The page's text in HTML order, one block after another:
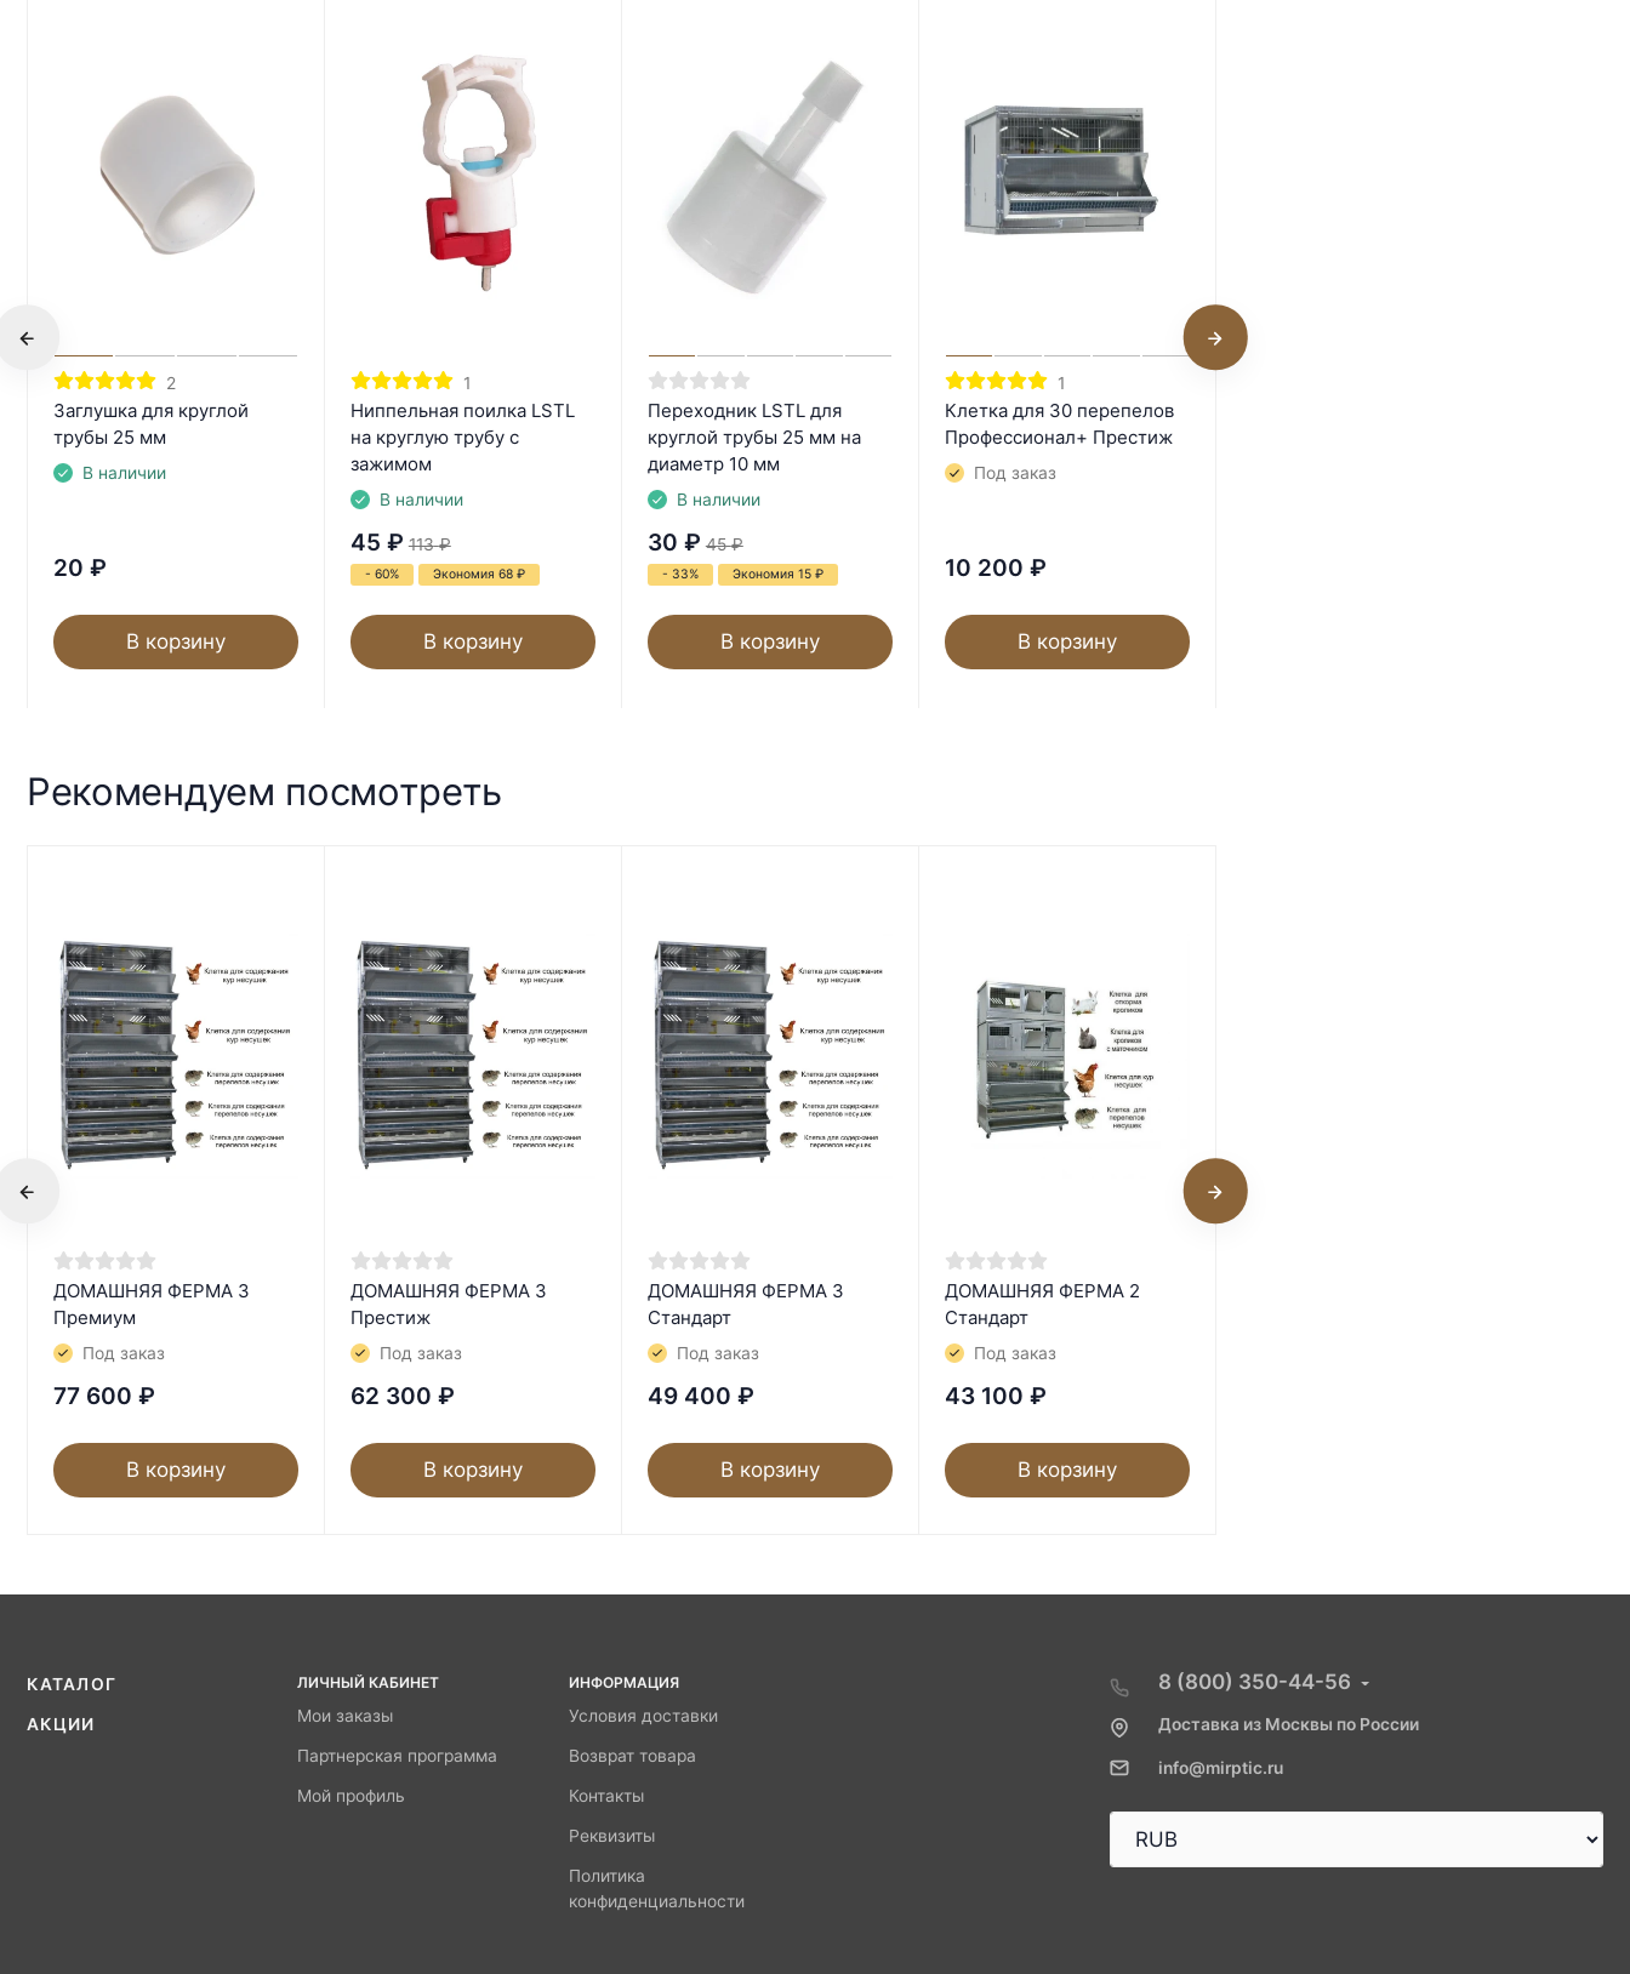
2
Заглушка для круглой
трубы 25 мм
В наличии
20 ₽
В корзину
1
Ниппельная поилка LSTL
на круглую трубу с
зажимом
В наличии
45 ₽ 113 ₽
- 60% Экономия 68 ₽
В корзину
Переходник LSTL для
круглой трубы 25 мм на
диаметр 10 мм
В наличии
30 ₽ 45 ₽
- 33% Экономия 15 ₽
В корзину
1
Клетка для 30 перепелов
Профессионал+ Престиж
Под заказ
10 200 ₽
В корзину
Рекомендуем посмотреть
ДОМАШНЯЯ ФЕРМА 3
Премиум
Под заказ
77 600 ₽
В корзину
ДОМАШНЯЯ ФЕРМА 3
Престиж
Под заказ
62 300 ₽
В корзину
ДОМАШНЯЯ ФЕРМА 3
Стандарт
Под заказ
49 400 ₽
В корзину
ДОМАШНЯЯ ФЕРМА 2
Стандарт
Под заказ
43 100 ₽
В корзину
КАТАЛОГ
АКЦИИ
ЛИЧНЫЙ КАБИНЕТ
Мои заказы
Партнерская программа
Мой профиль
ИНФОРМАЦИЯ
Условия доставки
Возврат товара
Контакты
Реквизиты
Политика
конфиденциальности
8 (800) 350-44-56
Доставка из Москвы по России
info@mirptic.ru